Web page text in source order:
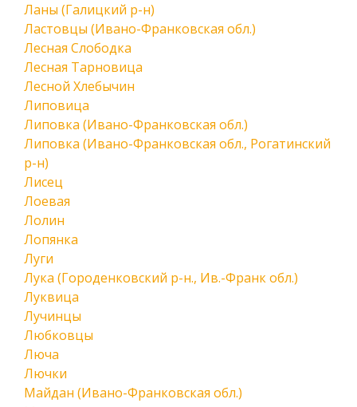
Ланы (Галицкий р-н)
Ластовцы (Ивано-Франковская обл.)
Лесная Слободка
Лесная Тарновица
Лесной Хлебычин
Липовица
Липовка (Ивано-Франковская обл.)
Липовка (Ивано-Франковская обл., Рогатинский
р-н)
Лисец
Лоевая
Лолин
Лопянка
Луги
Лука (Городенковский р-н., Ив.-Франк обл.)
Луквица
Лучинцы
Любковцы
Люча
Лючки
Майдан (Ивано-Франковская обл.)